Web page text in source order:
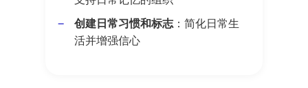
创建日常习惯和标志：简化日常生
活并增强信心